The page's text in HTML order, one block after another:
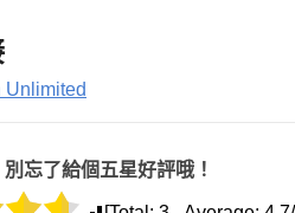
Unlimited
忘了給個五星好評哦！